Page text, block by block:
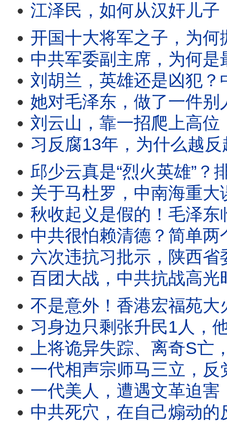
江泽民，如何从汉奸儿
开国十大将军之子，为何抛弃中共
中共军委副主席，为何是最高危职位
刘胡兰，英雄还是凶犯？中
她对毛泽东，做了一件
刘云山，靠一招爬上高位，用政治联姻扩张
习反腐13年，为什么越反越腐
邱少云真是“烈火英雄”？排
关于马杜罗，中南海重
秋收起义是假的！毛泽东临阵转向
中共很怕赖清德？简单两个词，直
六次违抗习批示，陕西省委书记
百团大战，中共抗战高光时刻
不是意外！香港宏福苑大火，竟是
习身边只剩张升民1人，他是习最信任之人，
上将诡异失踪、离奇S亡，中
一代相声宗师马三立，
一代美人，遭遇文革迫害，
中共死穴，在自己煽动